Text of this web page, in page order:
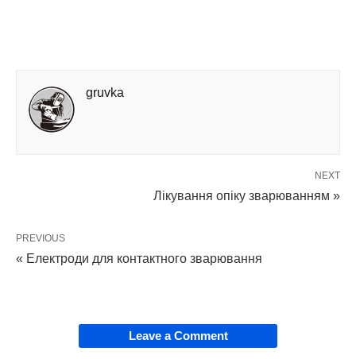
gruvka
NEXT
Лікування опіку зварюванням »
PREVIOUS
« Електроди для контактного зварювання
Leave a Comment